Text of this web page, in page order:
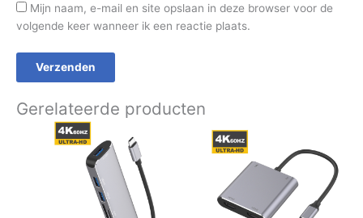
Mijn naam, e-mail en site opslaan in deze browser voor de
volgende keer wanneer ik een reactie plaats.
Gerelateerde producten